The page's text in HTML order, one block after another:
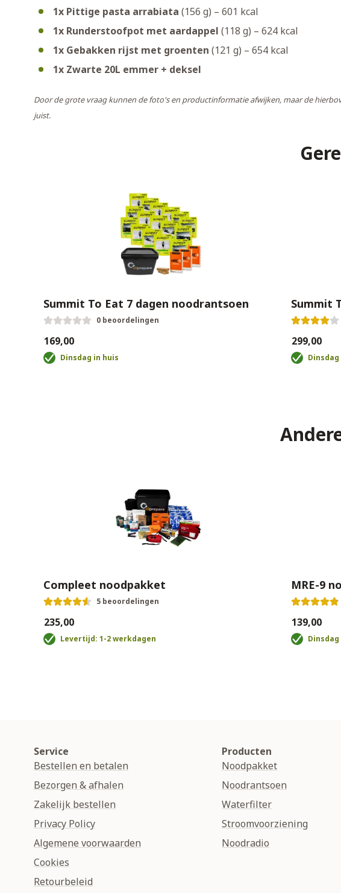
1x Pittige pasta arrabiata (156 g) – 601 kcal
1x Runderstoofpot met aardappel (118 g) – 624 kcal
1x Gebakken rijst met groenten (121 g) – 654 kcal
1x Zwarte 20L emmer + deksel
Door de grote vraag kunnen de foto's en productinformatie afwijken, maar de
juist.
Summit To Eat 7 dagen noodrantsoen
0 beoordelingen
€169,00
Dinsdag in huis
Summit
€299,00
Compleet noodpakket
5 beoordelingen
€235,00
Levertijd: 1-2 werkdagen
MRE-9
€139,00
Service
Bestellen en betalen
Bezorgen & afhalen
Zakelijk bestellen
Privacy Policy
Algemene voorwaarden
Cookies
Retourbeleid
Producten
Noodpakket
Noodrantsoen
Waterfilter
Stroomvoorziening
Noodradio